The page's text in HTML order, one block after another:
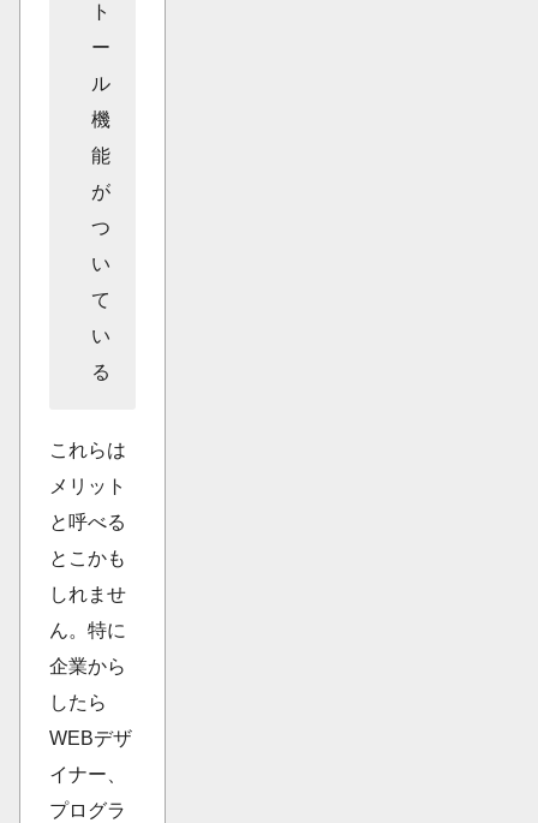
ト
ー
ル
機
能
が
つ
い
て
い
る
これらは
メリット
と呼べる
とこかも
しれませ
ん。特に
企業から
したら
WEBデザ
イナー、
プログラ